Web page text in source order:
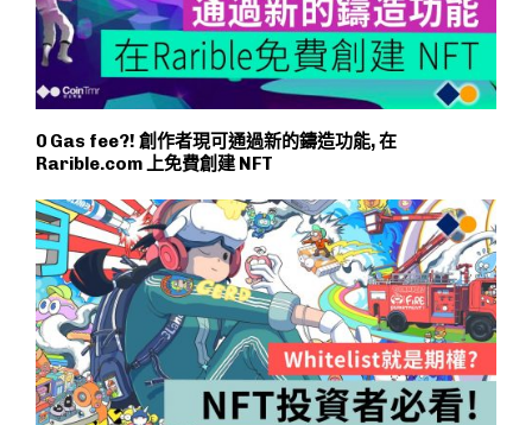
0 Gas fee?! 創作者現可通過新的鑄造功能, 在
Rarible.com 上免費創建 NFT